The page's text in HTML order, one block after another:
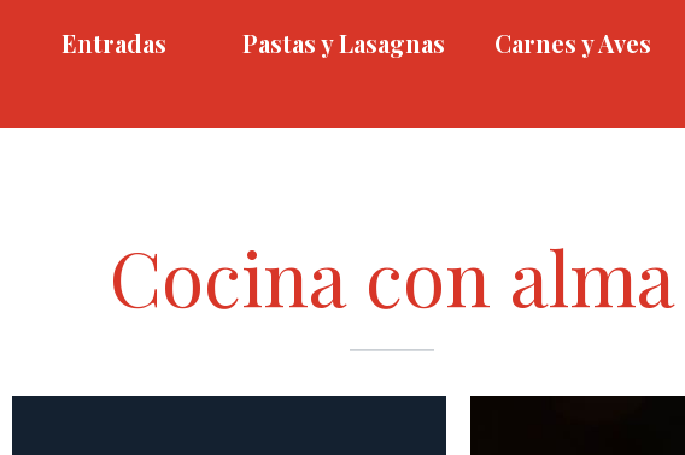
Entradas Pastas y Lasagnas Carnes y Aves
Cocina con alma